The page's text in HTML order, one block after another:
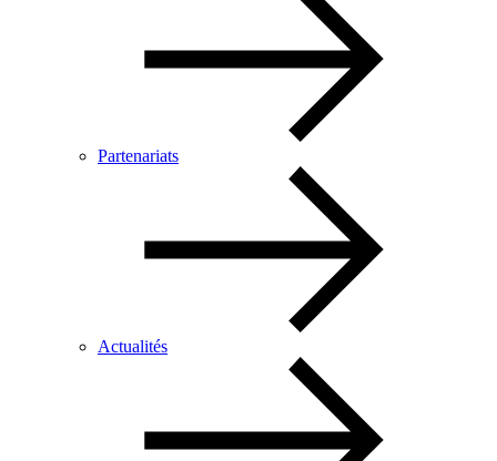
Partenariats
Actualités